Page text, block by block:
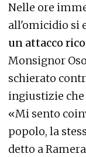
Nelle ore
all'omicidio si
un attacco
Monsignor
schierato
ingiustizie
«Mi sento
popolo, la
detto a